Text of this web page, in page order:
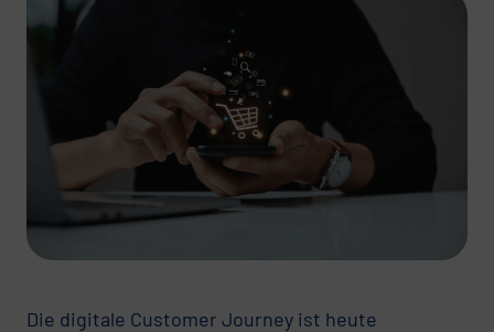
Die digitale Customer Journey ist heute